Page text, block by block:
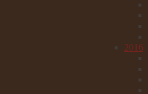
2016